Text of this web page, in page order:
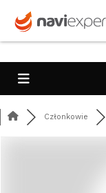
Członkowie